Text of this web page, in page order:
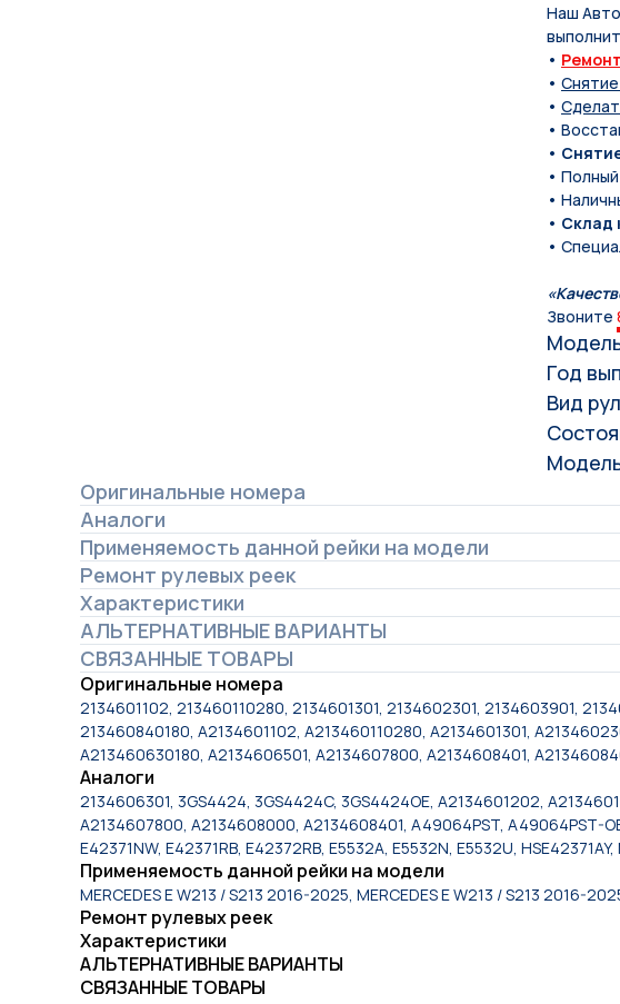
Наш
•
•
•
•
•
• Полный
•
• Склад
•
Звоните
Год
Вид
Оригинальные номера
Аналоги
Применяемость данной рейки на модели
Ремонт рулевых реек
Характеристики
АЛЬТЕРНАТИВНЫЕ ВАРИАНТЫ
СВЯЗАННЫЕ ТОВАРЫ
Оригинальные номера
2134601102, 213460110280, 2134601301, 2134602301, 2134603901,
213460840180, A2134601102, A213460110280, A2134601301,
A213460630180, A2134606501, A2134607800, A2134608401,
Аналоги
2134606301, 3GS4424, 3GS4424C, 3GS4424OE, A2134601202,
A2134607800, A2134608000, A2134608401, A49064PST, A49064PST-
E42371NW, E42371RB, E42372RB, E5532A, E5532N, E5532U, HSE42371AY,
Применяемость данной рейки на модели
MERCEDES E W213 / S213 2016-2025, MERCEDES E W213 / S213 2016-
Ремонт рулевых реек
Характеристики
АЛЬТЕРНАТИВНЫЕ ВАРИАНТЫ
СВЯЗАННЫЕ ТОВАРЫ